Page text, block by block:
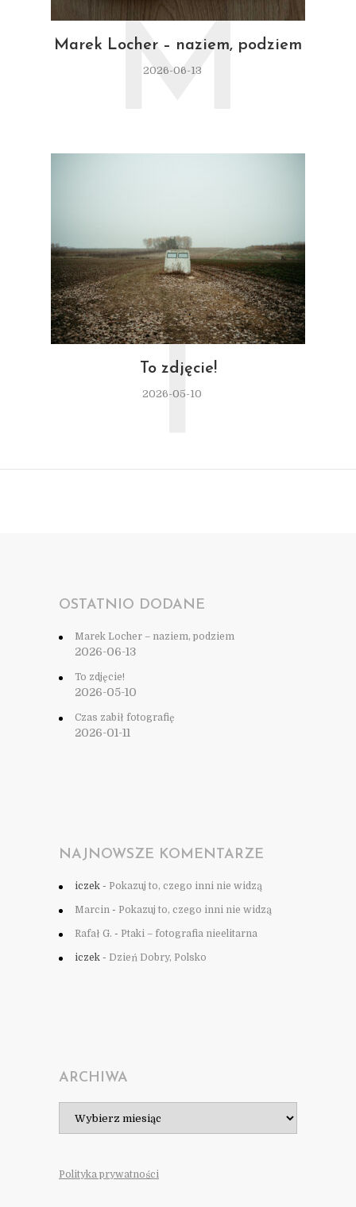
Marek Locher – naziem, podziem
2026-06-13
M
To zdjęcie!
2026-05-10
T
OSTATNIO DODANE
Marek Locher – naziem, podziem
2026-06-13
To zdjęcie!
2026-05-10
Czas zabił fotografię
2026-01-11
NAJNOWSZE KOMENTARZE
iczek - Pokazuj to, czego inni nie widzą
Marcin - Pokazuj to, czego inni nie widzą
Rafał G. - Ptaki – fotografia nieelitarna
iczek - Dzień Dobry, Polsko
ARCHIWA
Polityka prywatności